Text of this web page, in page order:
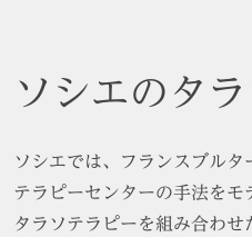
ソシエのタ
ソシエでは、フランスブル
テラピーセンターの手法を
タラソテラピーを組み合わせ